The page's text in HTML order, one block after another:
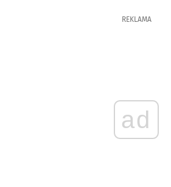
REKLAMA
ad